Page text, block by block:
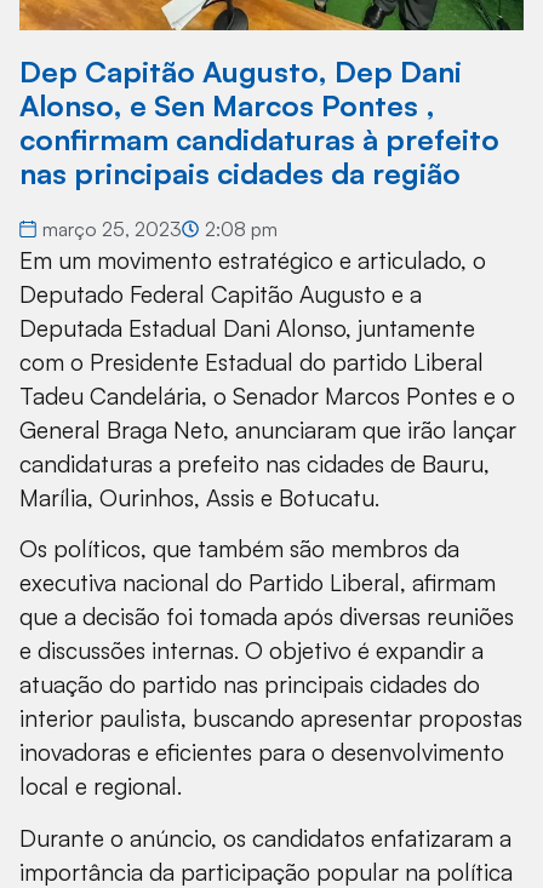
Dep Capitão Augusto, Dep Dani
Alonso, e Sen Marcos Pontes ,
confirmam candidaturas à prefeito
nas principais cidades da região
março 25, 2023 2:08 pm
Em um movimento estratégico e articulado, o
Deputado Federal Capitão Augusto e a
Deputada Estadual Dani Alonso, juntamente
com o Presidente Estadual do partido Liberal
Tadeu Candelária, o Senador Marcos Pontes e o
General Braga Neto, anunciaram que irão lançar
candidaturas a prefeito nas cidades de Bauru,
Marília, Ourinhos, Assis e Botucatu.
Os políticos, que também são membros da
executiva nacional do Partido Liberal, afirmam
que a decisão foi tomada após diversas reuniões
e discussões internas. O objetivo é expandir a
atuação do partido nas principais cidades do
interior paulista, buscando apresentar propostas
inovadoras e eficientes para o desenvolvimento
local e regional.
Durante o anúncio, os candidatos enfatizaram a
importância da participação popular na política